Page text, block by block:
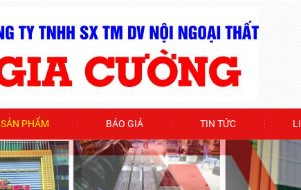
SẢN PHẨM BÁO GIÁ TIN TỨC